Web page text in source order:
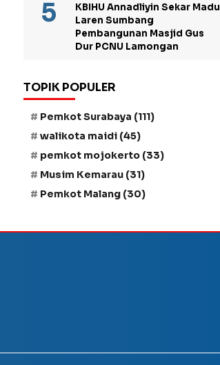
KBIHU Annadliyin Sekar Madu
Laren Sumbang
Pembangunan Masjid Gus
Dur PCNU Lamongan
TOPIK POPULER
Pemkot Surabaya (111)
walikota maidi (45)
pemkot mojokerto (33)
Musim Kemarau (31)
Pemkot Malang (30)